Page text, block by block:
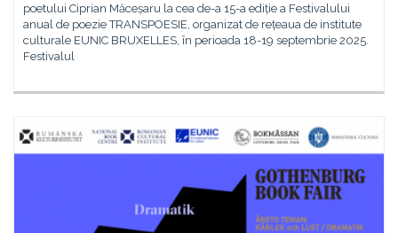
poetului Ciprian Măceșaru la cea de-a 15-a ediție a Festivalului
anual de poezie TRANSPOESIE, organizat de rețeaua de institute
culturale EUNIC BRUXELLES, în perioada 18-19 septembrie 2025.
Festivalul